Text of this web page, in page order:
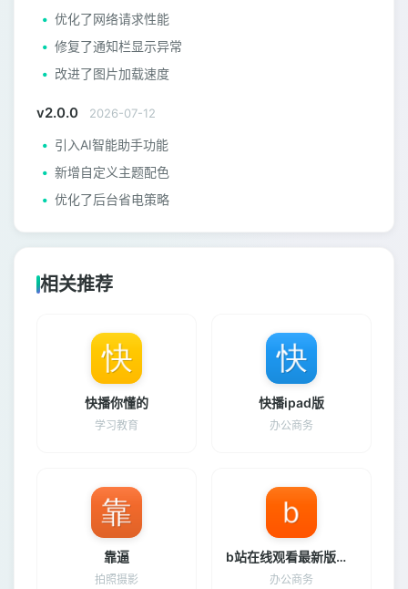
优化了网络请求性能
修复了通知栏显示异常
改进了图片加载速度
v2.0.0 2026-07-12
引入AI智能助手功能
新增自定义主题配色
优化了后台省电策略
相关推荐
快播你懂的
学习教育
快播ipad版
办公商务
靠逼
拍照摄影
b站在线观看最新版下载
办公商务